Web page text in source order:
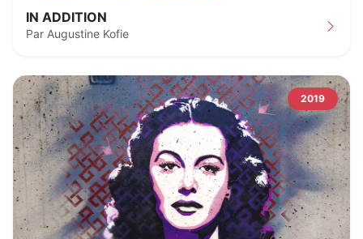
IN ADDITION
Par Augustine Kofie
2019